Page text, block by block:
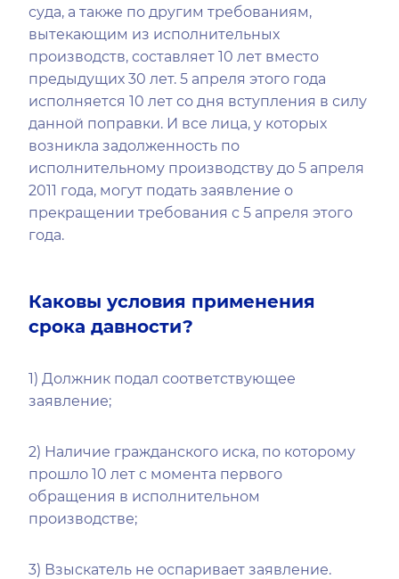
суда, а также по другим требованиям,
вытекающим из исполнительных
производств, составляет 10 лет вместо
предыдущих 30 лет. 5 апреля этого года
исполняется 10 лет со дня вступления в силу
данной поправки. И все лица, у которых
возникла задолженность по
исполнительному производству до 5 апреля
2011 года, могут подать заявление о
прекращении требования с 5 апреля этого
года.
Каковы условия применения
срока давности?
1) Должник подал соответствующее
заявление;
2) Наличие гражданского иска, по которому
прошло 10 лет с момента первого
обращения в исполнительном
производстве;
3) Взыскатель не оспаривает заявление.